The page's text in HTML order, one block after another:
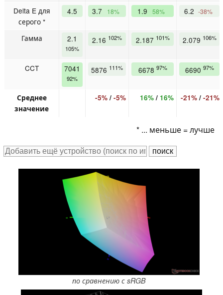
Delta E для
серого *
4.5 3.7 18% 1.9 58% 6.2 -38%
Гамма 2.1
105%
2.16 102% 2.187 101% 2.079 106%
CCT 7041
92%
5876 111% 6678 97% 6690 97%
Среднее
значение
-5%/ -5% 16%/ 16% -21%/ -21%
* ... меньше = лучше
по сравнению с sRGB